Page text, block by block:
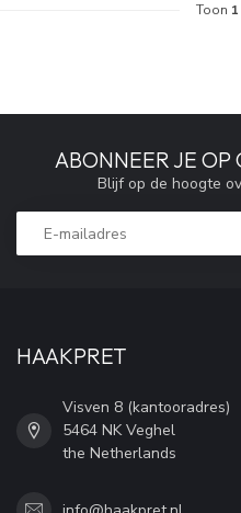
Toon 1
ABONNEER JE OP
Blijf op de hoogte
HAAKPRET
Visven 8 (kantooradres)
5464 NK Veghel
the Netherlands